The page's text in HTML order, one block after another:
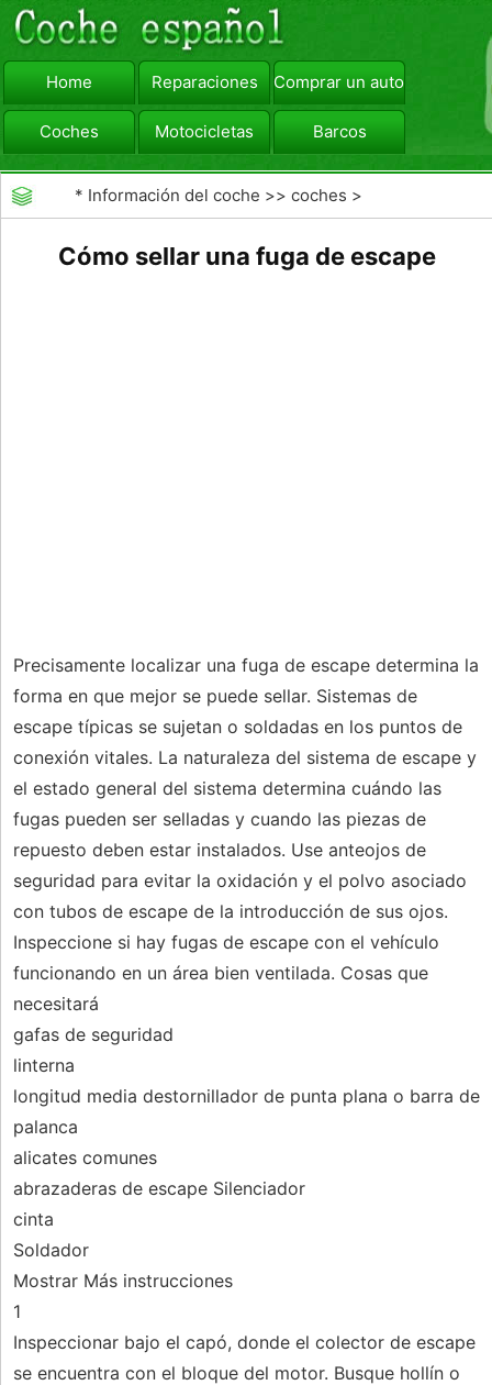
Home Reparaciones Comprar un automóvil
Coches Motocicletas Barcos
viajar Camiones
* Información del coche >>coches >
Cómo sellar una fuga de escape
Precisamente localizar una fuga de escape determina la
forma en que mejor se puede sellar. Sistemas de
escape típicas se sujetan o soldadas en los puntos de
conexión vitales. La naturaleza del sistema de escape y
el estado general del sistema determina cuándo las
fugas pueden ser selladas y cuando las piezas de
repuesto deben estar instalados. Use anteojos de
seguridad para evitar la oxidación y el polvo asociado
con tubos de escape de la introducción de sus ojos.
Inspeccione si hay fugas de escape con el vehículo
funcionando en un área bien ventilada. Cosas que
necesitará
gafas de seguridad
linterna
longitud media destornillador de punta plana o barra de
palanca
alicates comunes
abrazaderas de escape Silenciador
cinta
Soldador
Mostrar Más instrucciones
1
Inspeccionar bajo el capó, donde el colector de escape
se encuentra con el bloque del motor. Busque hollín o